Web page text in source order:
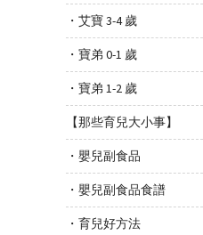
・艾寶 3-4 歲
・寶弟 0-1 歲
・寶弟 1-2 歲
【那些育兒大小事】
・嬰兒副食品
・嬰兒副食品食譜
・育兒好方法